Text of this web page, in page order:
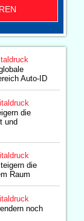
Auto-ID
die
und
die
Raum
noch